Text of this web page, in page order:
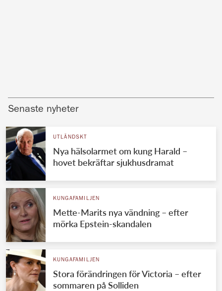
Senaste nyheter
UTLÄNDSKT
Nya hälsolarmet om kung Harald –
hovet bekräftar sjukhusdramat
KUNGAFAMILJEN
Mette-Marits nya vändning – efter
mörka Epstein-skandalen
KUNGAFAMILJEN
Stora förändringen för Victoria – efter
sommaren på Solliden